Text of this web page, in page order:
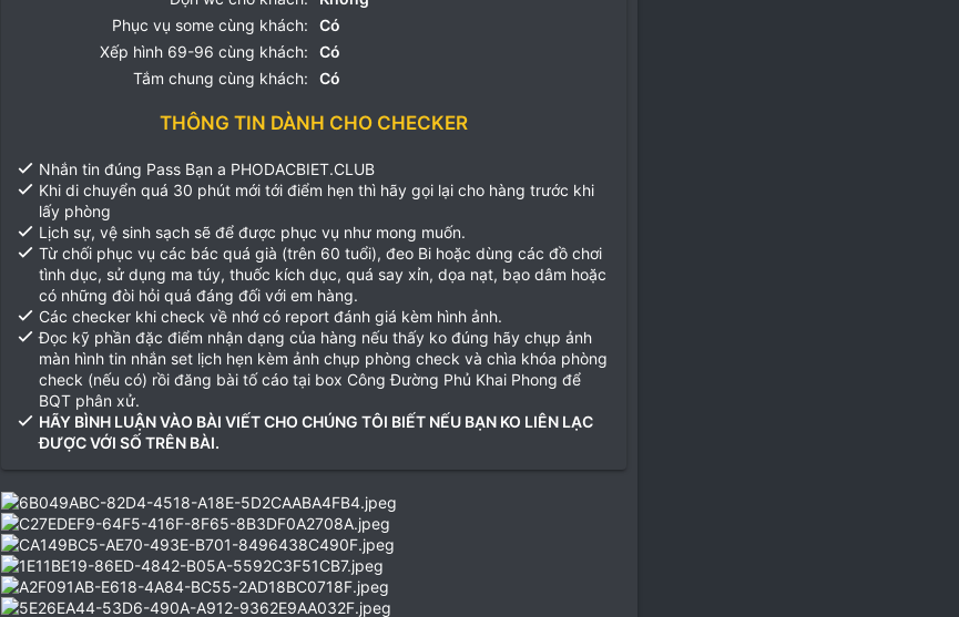
Phục vụ some cùng khách:
Có
Xếp hình 69-96 cùng khách:
Có
Tắm chung cùng khách:
Có
THÔNG TIN DÀNH CHO CHECKER
Nhắn tin đúng Pass Bạn a PHODACBIET.CLUB
Khi di chuyển quá 30 phút mới tới điểm hẹn thì hãy gọi lại cho hàng trước khi
lấy phòng
Lịch sự, vệ sinh sạch sẽ để được phục vụ như mong muốn.
Từ chối phục vụ các bác quá già (trên 60 tuổi), đeo Bi hoặc dùng các đồ chơi
tình dục, sử dụng ma túy, thuốc kích dục, quá say xỉn, dọa nạt, bạo dâm hoặc
có những đòi hỏi quá đáng đối với em hàng.
Các checker khi check về nhớ có report đánh giá kèm hình ảnh.
Đọc kỹ phần đặc điểm nhận dạng của hàng nếu thấy ko đúng hãy chụp ảnh
màn hình tin nhắn set lịch hẹn kèm ảnh chụp phòng check và chìa khóa phòng
check (nếu có) rồi đăng bài tố cáo tại box Công Đường Phủ Khai Phong để
BQT phân xử.
HÃY BÌNH LUẬN VÀO BÀI VIẾT CHO CHÚNG TÔI BIẾT NẾU BẠN KO LIÊN LẠC
ĐƯỢC VỚI SỐ TRÊN BÀI.